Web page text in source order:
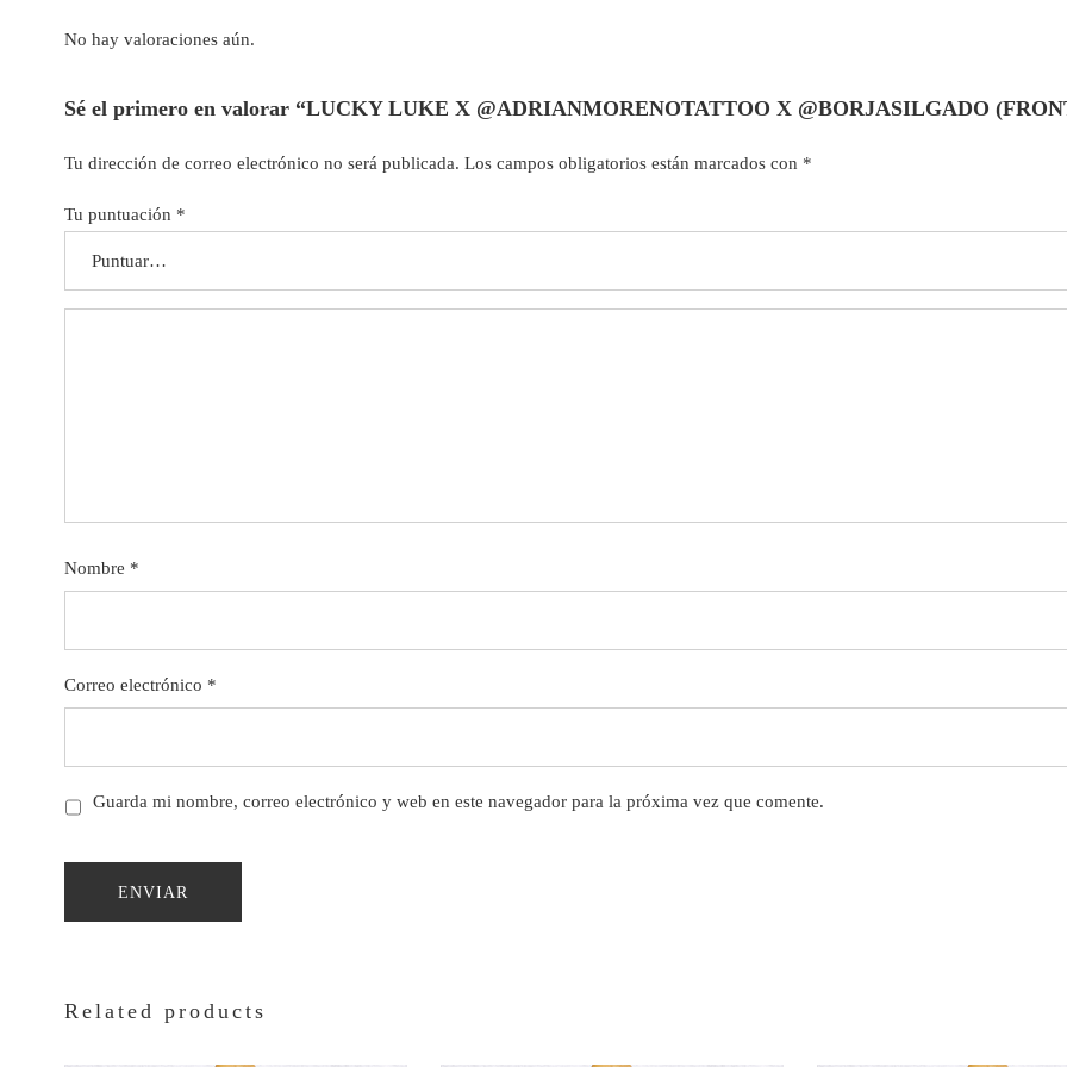
No hay valoraciones aún.
Sé el primero en valorar “LUCKY LUKE X @ADRIANMORENOTATTOO X @BORJASILGADO
Tu dirección de correo electrónico no será publicada. Los campos obligatorios están marcados con *
Tu puntuación *
Nombre *
Correo electrónico *
Guarda mi nombre, correo electrónico y web en este navegador para la próxima vez que comente.
Related products